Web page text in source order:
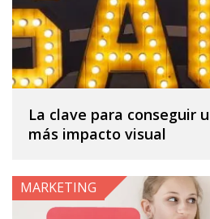
La clave para conseguir
más impacto visual
MARKETING